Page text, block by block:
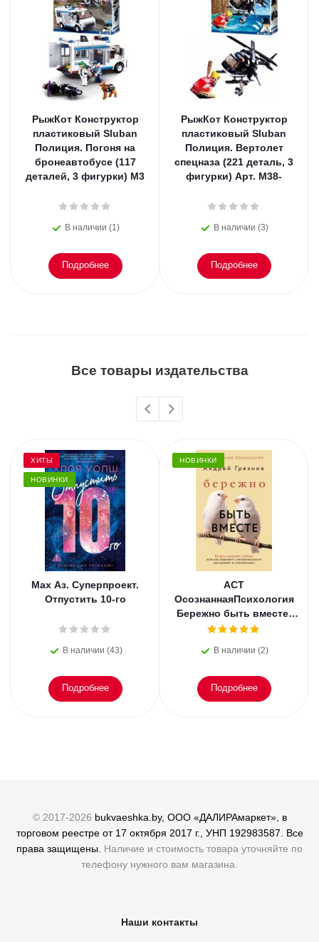
РыжКот Конструктор
пластиковый Sluban
Полиция. Погоня на
бронеавтобусе (117
деталей, 3 фигурки) M3
В наличии (1)
Подробнее
РыжКот Конструктор
пластиковый Sluban
Полиция. Вертолет
спецназа (221 деталь, 3
фигурки) Арт. M38-
В наличии (3)
Подробнее
Все товары издательства
ХИТЫ
НОВИНКИ
Мах Аз. Суперпроект.
Отпустить 10-го
В наличии (43)
Подробнее
НОВИНКИ
АСТ
ОсознаннаяПсихология
Бережно быть вместе.
Второе дыхание любви,
эмоциональное
В наличии (2)
Подробнее
© 2017-2026 bukvaeshka.by, ООО «ДАЛИРАмаркет», в
торговом реестре от 17 октября 2017 г., УНП 192983587. Все
права защищены. Наличие и стоимость товара уточняйте по
телефону нужного вам магазина.
Наши контакты